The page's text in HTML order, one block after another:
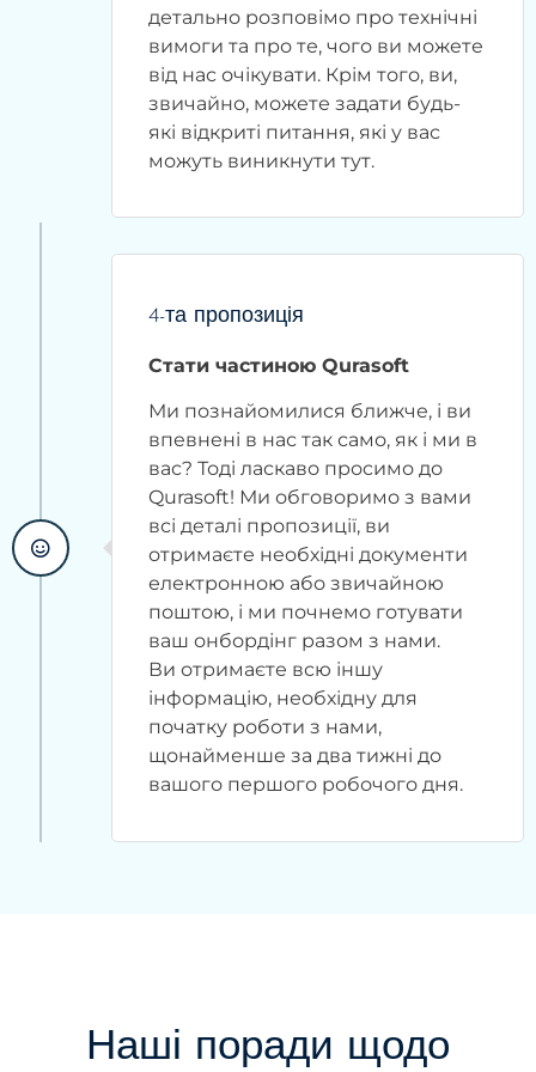
детально розповімо про технічні
вимоги та про те, чого ви можете
від нас очікувати. Крім того, ви,
звичайно, можете задати будь-
які відкриті питання, які у вас
можуть виникнути тут.
4-та пропозиція
Стати частиною Qurasoft
Ми познайомилися ближче, і ви
впевнені в нас так само, як і ми в
вас? Тоді ласкаво просимо до
Qurasoft! Ми обговоримо з вами
всі деталі пропозиції, ви
отримаєте необхідні документи
електронною або звичайною
поштою, і ми почнемо готувати
ваш онбордінг разом з нами.
Ви отримаєте всю іншу
інформацію, необхідну для
початку роботи з нами,
щонайменше за два тижні до
вашого першого робочого дня.
Наші поради щодо